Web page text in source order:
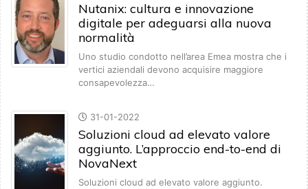
Nutanix: cultura e innovazione
digitale per adeguarsi alla nuova
normalità
Uno studio condotto nell’area Emea mostra che i
vertici aziendali devono acquisire maggiore
consapevolezza…
31-01-2022
Soluzioni cloud ad elevato valore
aggiunto. L’approccio end-to-end di
NovaNext
Soluzioni cloud ad elevato valore aggiunto.